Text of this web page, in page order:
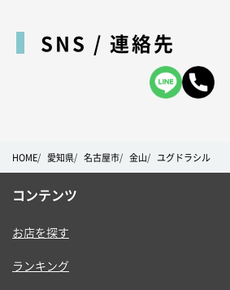
SNS / 連絡先
HOME 愛知県 名古屋市 金山 ユグドラシル
コンテンツ
お店を探す
ランキング